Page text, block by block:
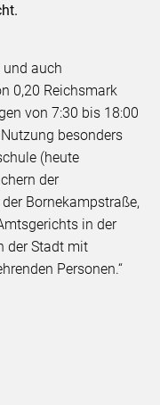
und auch
0,20 Reichsmark
von 7:30 bis 18:00
besonders
(heute
der
Bornekampstraße,
in der
der Stadt mit
Personen.“